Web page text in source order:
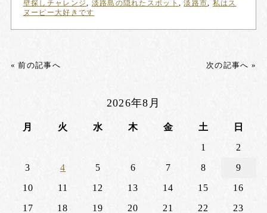
壁探しチャレンジ, 淡路島の隠れたスポット ,淡路市, 私はス
ヌーピー大好きです
« 前の記事へ 次の記事へ »
2026年8月
月 火 水 木 金 土
日
1
2
3
4 5 6 7 8
9
10
11 12 13 14 15
16
17
18 19 20 21 22
23